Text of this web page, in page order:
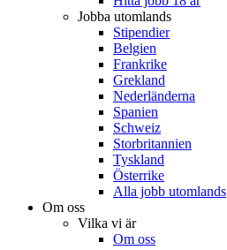
Jobba utomlands
Stipendier
Belgien
Frankrike
Grekland
Nederländerna
Spanien
Schweiz
Storbritannien
Tyskland
Österrike
Alla jobb utomlands
Om oss
Vilka vi är
Om oss